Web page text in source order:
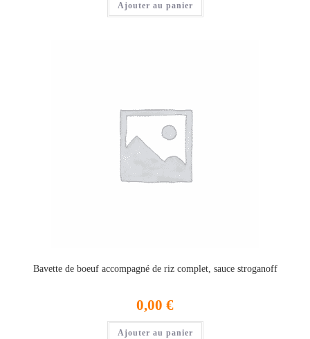
Ajouter au panier
Bavette de boeuf accompagné de riz complet, sauce stroganoff
0,00 €
Ajouter au panier